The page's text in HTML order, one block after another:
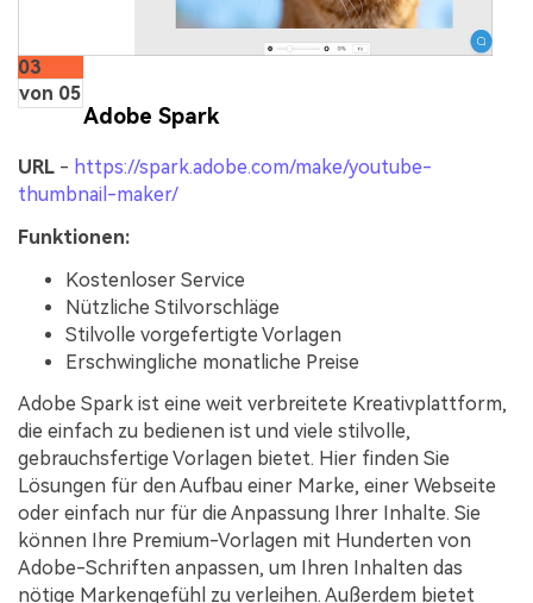
03
von 05
Adobe Spark
URL - https://spark.adobe.com/make/youtube-
thumbnail-maker/
Funktionen:
Kostenloser Service
Nützliche Stilvorschläge
Stilvolle vorgefertigte Vorlagen
Erschwingliche monatliche Preise
Adobe Spark ist eine weit verbreitete Kreativplattform,
die einfach zu bedienen ist und viele stilvolle,
gebrauchsfertige Vorlagen bietet. Hier finden Sie
Lösungen für den Aufbau einer Marke, einer Webseite
oder einfach nur für die Anpassung Ihrer Inhalte. Sie
können Ihre Premium-Vorlagen mit Hunderten von
Adobe-Schriften anpassen, um Ihren Inhalten das
nötige Markengefühl zu verleihen. Außerdem bietet